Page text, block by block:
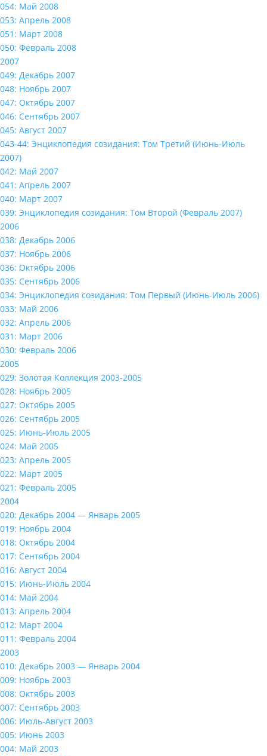
054: Май 2008
053: Апрель 2008
051: Март 2008
050: Февраль 2008
2007
049: Декабрь 2007
048: Ноябрь 2007
047: Октябрь 2007
046: Сентябрь 2007
045: Август 2007
043-44: Энциклопедия созидания: Том Третий (Июнь-Июль
2007)
042: Май 2007
041: Апрель 2007
040: Март 2007
039: Энциклопедия созидания: Том Второй (Февраль 2007)
2006
038: Декабрь 2006
037: Ноябрь 2006
036: Октябрь 2006
035: Сентябрь 2006
034: Энциклопедия созидания: Том Первый (Июнь-Июль 2006)
033: Май 2006
032: Апрель 2006
031: Март 2006
030: Февраль 2006
2005
029: Золотая Коллекция 2003-2005
028: Ноябрь 2005
027: Октябрь 2005
026: Сентябрь 2005
025: Июнь-Июль 2005
024: Май 2005
023: Апрель 2005
022: Март 2005
021: Февраль 2005
2004
020: Декабрь 2004 — Январь 2005
019: Ноябрь 2004
018: Октябрь 2004
017: Сентябрь 2004
016: Август 2004
015: Июнь-Июль 2004
014: Май 2004
013: Апрель 2004
012: Март 2004
011: Февраль 2004
2003
010: Декабрь 2003 — Январь 2004
009: Ноябрь 2003
008: Октябрь 2003
007: Сентябрь 2003
006: Июль-Август 2003
005: Июнь 2003
004: Май 2003